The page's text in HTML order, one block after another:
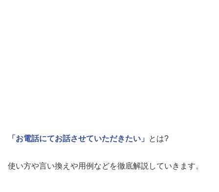
「お電話にてお話させていただきたい」 とは?
使い方や言い換えや用例などを徹底解説していきます。